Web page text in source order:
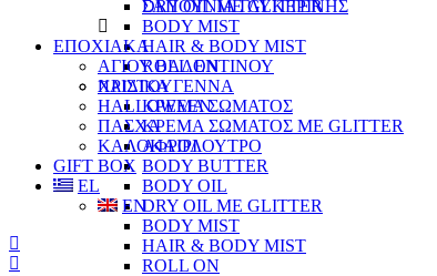
DRY OIL ΜΕ GLITTER
BODY MIST
HAIR & BODY MIST
ROLL ON
ΠΑΙΔΙΚΑ
ΚΡΕΜΑ ΣΩΜΑΤΟΣ
ΚΡΕΜΑ ΣΩΜΑΤΟΣ ΜΕ GLITTER
ΑΦΡΟΛΟΥΤΡΟ
BODY BUTTER
BODY OIL
DRY OIL ΜΕ GLITTER
BODY MIST
HAIR & BODY MIST
ROLL ON
ΣΑΠΟΥΝΙΑ ΓΛΥΚΕΡΙΝΗΣ
ΕΠΟΧΙΑΚΑ
ΑΓΙΟΥ ΒΑΛΕΝΤΙΝΟΥ
ΧΡΙΣΤΟΥΓΕΝΝΑ
HALLOWEEN
ΠΑΣΧΑ
ΚΑΛΟΚΑΙΡΙ
GIFT BOX
EL
EN